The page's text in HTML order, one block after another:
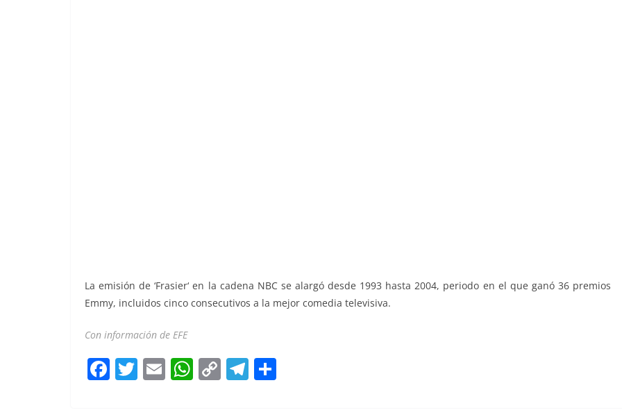
La emisión de ‘Frasier‘ en la cadena NBC se alargó desde 1993 hasta 2004, periodo en el que ganó 36 premios
Emmy, incluidos cinco consecutivos a la mejor comedia televisiva.
Con información de EFE
F T E W C T